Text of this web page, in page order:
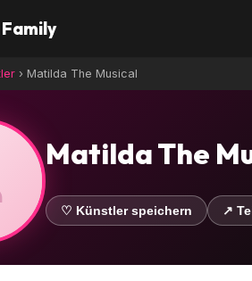
› Matilda The Musical
Matilda The
♡ Künstler speichern ↗